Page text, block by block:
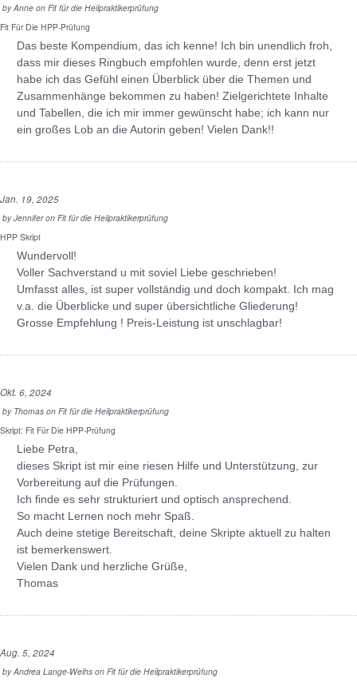
byAnne on Fit für die Heilpraktikerprüfung
Fit Für Die HPP-Prüfung
Das beste Kompendium, das ich kenne! Ich bin unendlich froh,
dass mir dieses Ringbuch empfohlen wurde, denn erst jetzt
habe ich das Gefühl einen Überblick über die Themen und
Zusammenhänge bekommen zu haben! Zielgerichtete Inhalte
und Tabellen, die ich mir immer gewünscht habe; ich kann nur
ein großes Lob an die Autorin geben! Vielen Dank!!
Jan. 19, 2025
byJenniferon Fit für die Heilpraktikerprüfung
HPP Skript
Wundervoll!
Voller Sachverstand u mit soviel Liebe geschrieben!
Umfasst alles, ist super vollständig und doch kompakt. Ich mag
v.a. die Überblicke und super übersichtliche Gliederung!
Grosse Empfehlung ! Preis-Leistung ist unschlagbar!
Okt. 6, 2024
by Thomas on Fit für die Heilpraktikerprüfung
Skript: Fit Für Die HPP-Prüfung
Liebe Petra,
dieses Skript ist mir eine riesen Hilfe und Unterstützung, zur
Vorbereitung auf die Prüfungen.
Ich finde es sehr strukturiert und optisch ansprechend.
So macht Lernen noch mehr Spaß.
Auch deine stetige Bereitschaft, deine Skripte aktuell zu halten
ist bemerkenswert.
Vielen Dank und herzliche Grüße,
Thomas
Aug. 5, 2024
byAndrea Lange-Weihs on Fit für die Heilpraktikerprüfung